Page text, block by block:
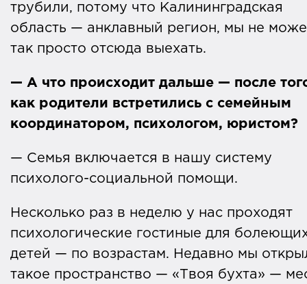
трубили, потому что Калининградская
область — анклавный регион, мы не
так просто отсюда выехать.
— А что происходит дальше — после
как родители встретились с семейным
координатором, психологом, юристом?
— Семья включается в нашу систему
психолого-социальной помощи.
Несколько раз в неделю у нас проходят
психологические гостиные для
детей — по возрастам. Недавно мы
такое пространство — «Твоя бухта» —